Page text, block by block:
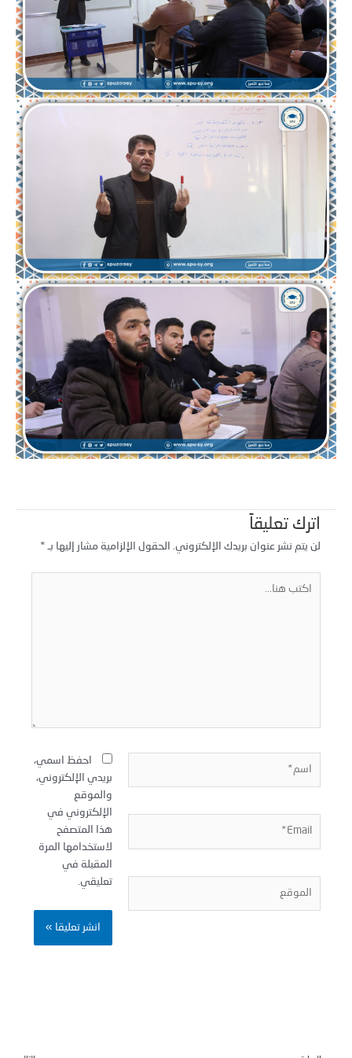
اترك تعليقاً
لن يتم نشر عنوان بريدك الإلكتروني. الحقول الإلزامية مشار إليها بـ
احفظ اسمي،
بريدي الإلكتروني،
والموقع
الإلكتروني في
هذا المتصفح
لاستخدامها المرة
المقبلة في
تعليقي.